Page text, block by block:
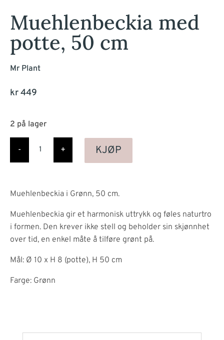
Muehlenbeckia med
potte, 50 cm
Mr Plant
kr449
2 på lager
-
Muehlenbeckia
med
50
+ KJØP
Muehlenbeckia i Grønn, 50 cm.
Muehlenbeckia gir et harmonisk uttrykk og føles naturtro
i formen. Den krever ikke stell og beholder sin skjønnhet
over tid, en enkel måte å tilføre grønt på.
Mål: Ø 10 x H 8 (potte), H 50 cm
Farge: Grønn